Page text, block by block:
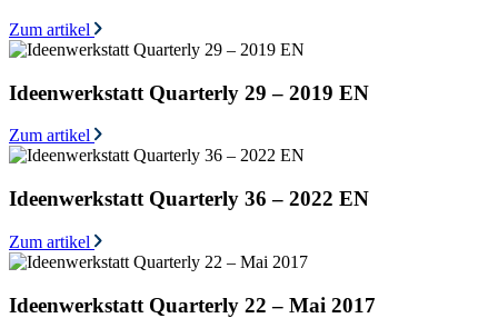
Zum artikel
Ideenwerkstatt Quarterly 29 – 2019 EN
Zum artikel
Ideenwerkstatt Quarterly 36 – 2022 EN
Zum artikel
Ideenwerkstatt Quarterly 22 – Mai 2017